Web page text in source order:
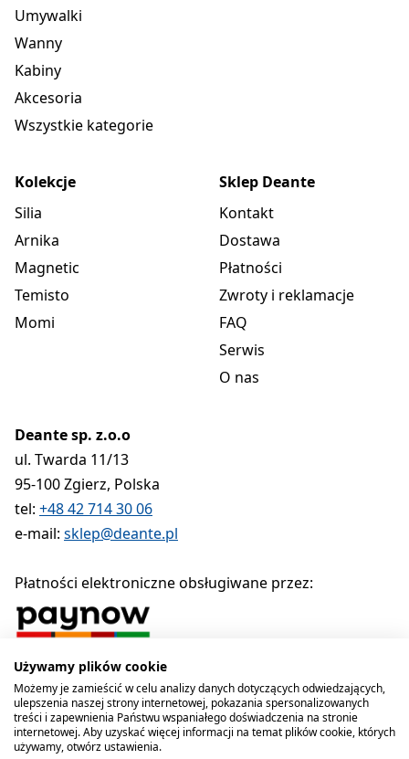
Umywalki
Wanny
Kabiny
Akcesoria
Wszystkie kategorie
Kolekcje
Silia
Arnika
Magnetic
Temisto
Momi
Sklep Deante
Kontakt
Dostawa
Płatności
Zwroty i reklamacje
FAQ
Serwis
O nas
Deante sp. z.o.o
ul. Twarda 11/13
95-100 Zgierz, Polska
tel: +48 42 714 30 06
e-mail: sklep@deante.pl
Płatności elektroniczne obsługiwane przez:
Deante sp. z o.o. 1990-2026
Polityka prywatności Regulamin Polityka cookies
Używamy plików cookie
Możemy je zamieścić w celu analizy danych dotyczących odwiedzających,
ulepszenia naszej strony internetowej, pokazania spersonalizowanych
treści i zapewnienia Państwu wspaniałego doświadczenia na stronie
internetowej. Aby uzyskać więcej informacji na temat plików cookie, których
używamy, otwórz ustawienia.